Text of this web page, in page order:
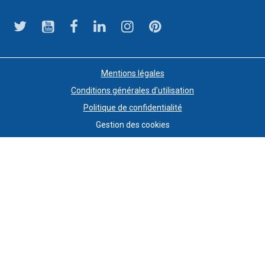
Mentions légales
Conditions générales d'utilisation
Politique de confidentialité
Gestion des cookies